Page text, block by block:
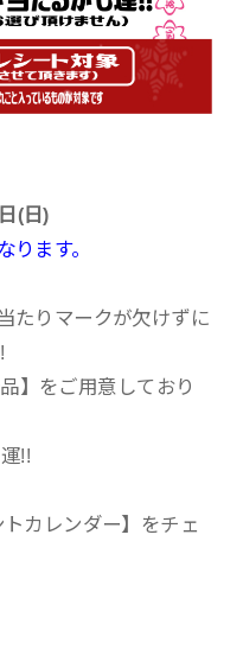
(日)
ます。
たりマークが欠けずに
】をご用意しており
!!
カレンダー】をチェ